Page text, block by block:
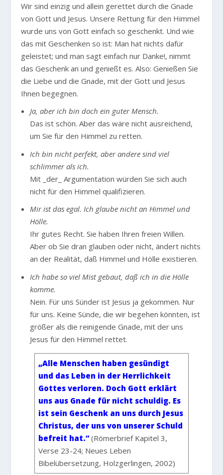
Wir sind einzig und allein gerettet durch die Gnade
von Gott und Jesus. Unsere Rettung für den Himmel
wurde uns von Gott einfach so geschenkt. Und wie
das mit Geschenken so ist: Man hat nichts dafür
geleistet; und man sagt einfach nur Danke!, nimmt
das Geschenk an und genießt es. Also: Genießen Sie
die Liebe und die Gnade, mit der Gott und Jesus
Ihnen begegnen.
Ja, aber ich bin doch ein guter Mensch.
Das ist schön. Aber das wäre nicht ausreichend,
um Sie für den Himmel zu retten.
Ich bin nicht perfekt, aber andere sind viel
schlimmer als ich.
Mit _der_ Argumentation würden Sie sich auch
nicht für den Himmel qualifizieren.
Mir ist das egal. Ich glaube nicht an Himmel und
Hölle.
Ihr gutes Recht. Sie haben Ihren freien Willen.
Aber ob Sie dran glauben oder nicht, ändert nichts
an der Realität, daß Himmel und Hölle existieren.
Ich habe so viel Mist gebaut, daß ich in die Hölle
komme.
Nein. Für uns Sünder ist Jesus ja gekommen. Nur
für uns. Keine Sünde, die wir begehen könnten, ist
größer als die reinigende Gnade, mit der uns
Jesus für den Himmel rettet.
„Alle Menschen haben gesündigt
und das Leben in der Herrlichkeit
Gottes verloren. Doch Gott erklärt
uns aus Gnade für nicht schuldig. Es
ist sein Geschenk an uns durch Jesus
Christus, der uns von unserer Schuld
befreit hat.“(Römerbrief Kapitel 3,
Verse 23-24; Neues Leben
Bibelübersetzung, Holzgerlingen, 2002)